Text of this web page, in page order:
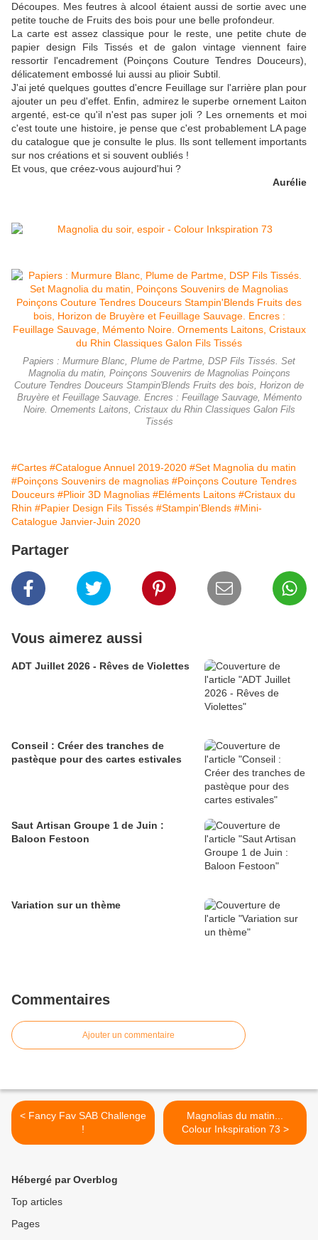
Découpes. Mes feutres à alcool étaient aussi de sortie avec une
petite touche de Fruits des bois pour une belle profondeur.
La carte est assez classique pour le reste, une petite chute de
papier design Fils Tissés et de galon vintage viennent faire
ressortir l'encadrement (Poinçons Couture Tendres Douceurs),
délicatement embossé lui aussi au plioir Subtil.
J'ai jeté quelques gouttes d'encre Feuillage sur l'arrière plan pour
ajouter un peu d'effet. Enfin, admirez le superbe ornement Laiton
argenté, est-ce qu'il n'est pas super joli ? Les ornements et moi
c'est toute une histoire, je pense que c'est probablement LA page
du catalogue que je consulte le plus. Ils sont tellement importants
sur nos créations et si souvent oubliés !
Et vous, que créez-vous aujourd'hui ?
Aurélie
Papiers : Murmure Blanc, Plume de Partme, DSP Fils Tissés. Set
Magnolia du matin, Poinçons Souvenirs de Magnolias Poinçons
Couture Tendres Douceurs Stampin'Blends Fruits des bois, Horizon de
Bruyère et Feuillage Sauvage. Encres : Feuillage Sauvage, Mémento
Noire. Ornements Laitons, Cristaux du Rhin Classiques Galon Fils
Tissés
#Cartes #Catalogue Annuel 2019-2020 #Set Magnolia du matin
#Poinçons Souvenirs de magnolias #Poinçons Couture Tendres
Douceurs #Plioir 3D Magnolias #Eléments Laitons #Cristaux du
Rhin #Papier Design Fils Tissés #Stampin'Blends #Mini-
Catalogue Janvier-Juin 2020
Partager
Vous aimerez aussi
ADT Juillet 2026 - Rêves de Violettes
Conseil : Créer des tranches de
pastèque pour des cartes estivales
Saut Artisan Groupe 1 de Juin :
Baloon Festoon
Variation sur un thème
Commentaires
Ajouter un commentaire
< Fancy Fav SAB Challenge
!
Magnolias du matin...
Colour Inkspiration 73 >
Hébergé par Overblog
Top articles
Pages